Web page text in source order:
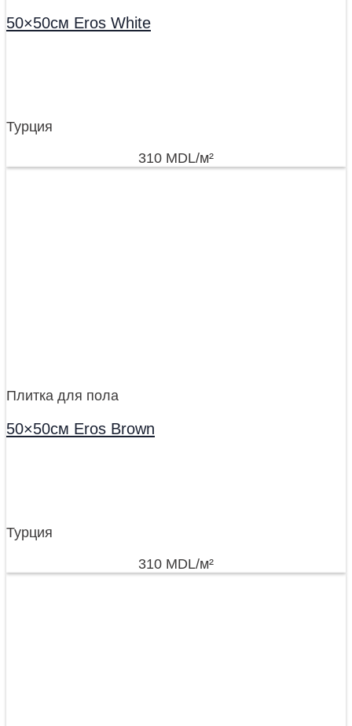
50×50см Eros White
Турция
310 MDL/м²
Плитка для пола
50×50см Eros Brown
Турция
310 MDL/м²